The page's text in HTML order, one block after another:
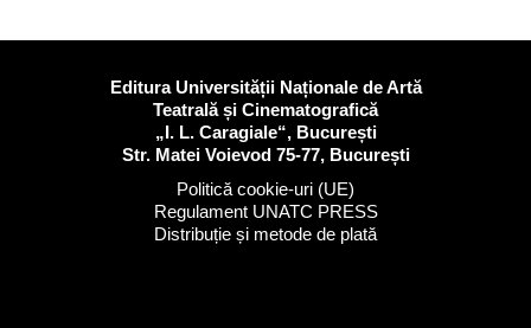
Editura Universității Naționale de Artă
Teatrală și Cinematografică
„I. L. Caragiale“, București
Str. Matei Voievod 75-77, București
Politică cookie-uri (UE)
Regulament UNATC PRESS
Distribuție și metode de plată